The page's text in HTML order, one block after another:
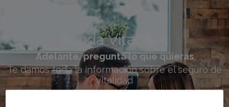
Ayuda Vitalidad
Adelante, pregunta lo que quieras
Te damos toda la información sobre el seguro de
vitalidad